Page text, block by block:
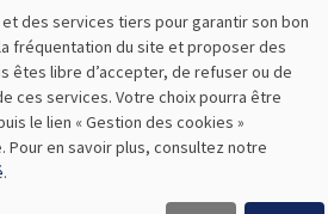
Advisory LLC
Currency Movement: Recurring
and Oil Prices